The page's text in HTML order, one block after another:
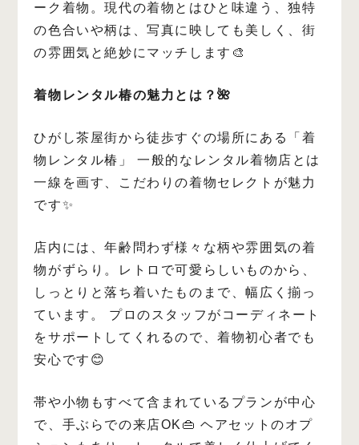
ーク着物。現代の着物とはひと味違う、独特
の色合いや柄は、写真に映しても美しく、街
の雰囲気と絶妙にマッチします🎨
着物レンタル椿の魅力とは？🌺
ひがし茶屋街から徒歩すぐの場所にある「着
物レンタル椿」
一般的なレンタル着物店とは
一線を画す、こだわりの着物セレクトが魅力
です✨
店内には、年齢問わず様々な柄や雰囲気の着
物がずらり。レトロで可愛らしいものから、
しっとりと落ち着いたものまで、幅広く揃っ
ています。
プロのスタッフがコーディネート
をサポートしてくれるので、着物初心者でも
安心です😊
帯や小物もすべて含まれているプランが中心
で、手ぶらでの来店OK👜 ヘアセットのオプ